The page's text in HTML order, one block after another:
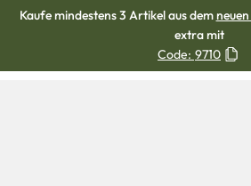
Kaufe mindestens 3 Artikel aus dem
extra mit
Code: 9710